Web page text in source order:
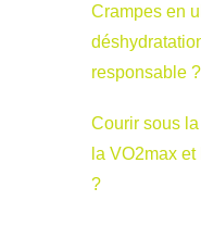
Crampes en
responsable ?
Courir sous
la VO2max
?